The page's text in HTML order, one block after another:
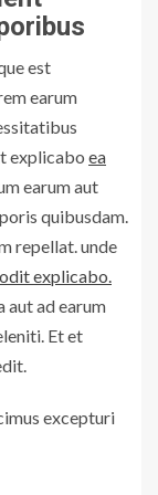
est
earum
explicabo ea
earum aut
quibusdam.
repellat. unde
explicabo.
aut ad earum
Et et
excepturi